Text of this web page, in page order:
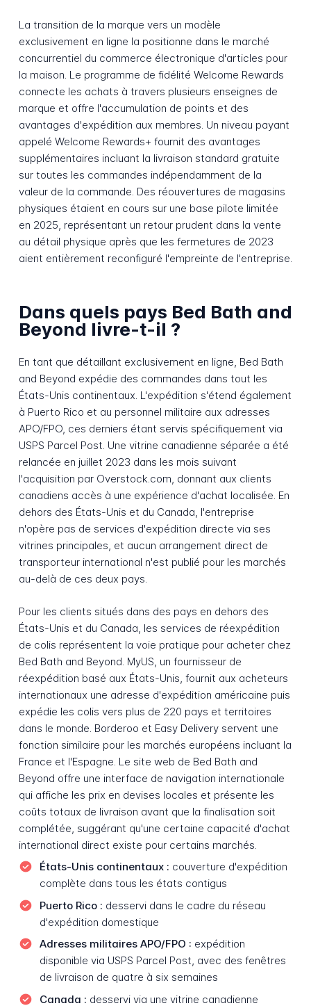
La transition de la marque vers un modèle
exclusivement en ligne la positionne dans le marché
concurrentiel du commerce électronique d'articles pour
la maison. Le programme de fidélité Welcome Rewards
connecte les achats à travers plusieurs enseignes de
marque et offre l'accumulation de points et des
avantages d'expédition aux membres. Un niveau payant
appelé Welcome Rewards+ fournit des avantages
supplémentaires incluant la livraison standard gratuite
sur toutes les commandes indépendamment de la
valeur de la commande. Des réouvertures de magasins
physiques étaient en cours sur une base pilote limitée
en 2025, représentant un retour prudent dans la vente
au détail physique après que les fermetures de 2023
aient entièrement reconfiguré l'empreinte de l'entreprise.
Dans quels pays Bed Bath and
Beyond livre-t-il ?
En tant que détaillant exclusivement en ligne, Bed Bath
and Beyond expédie des commandes dans tout les
États-Unis continentaux. L'expédition s'étend également
à Puerto Rico et au personnel militaire aux adresses
APO/FPO, ces derniers étant servis spécifiquement via
USPS Parcel Post. Une vitrine canadienne séparée a été
relancée en juillet 2023 dans les mois suivant
l'acquisition par Overstock.com, donnant aux clients
canadiens accès à une expérience d'achat localisée. En
dehors des États-Unis et du Canada, l'entreprise
n'opère pas de services d'expédition directe via ses
vitrines principales, et aucun arrangement direct de
transporteur international n'est publié pour les marchés
au-delà de ces deux pays.
Pour les clients situés dans des pays en dehors des
États-Unis et du Canada, les services de réexpédition
de colis représentent la voie pratique pour acheter chez
Bed Bath and Beyond. MyUS, un fournisseur de
réexpédition basé aux États-Unis, fournit aux acheteurs
internationaux une adresse d'expédition américaine puis
expédie les colis vers plus de 220 pays et territoires
dans le monde. Borderoo et Easy Delivery servent une
fonction similaire pour les marchés européens incluant la
France et l'Espagne. Le site web de Bed Bath and
Beyond offre une interface de navigation internationale
qui affiche les prix en devises locales et présente les
coûts totaux de livraison avant que la finalisation soit
complétée, suggérant qu'une certaine capacité d'achat
international direct existe pour certains marchés.
États-Unis continentaux : couverture d'expédition
complète dans tous les états contigus
Puerto Rico : desservi dans le cadre du réseau
d'expédition domestique
Adresses militaires APO/FPO : expédition
disponible via USPS Parcel Post, avec des fenêtres
de livraison de quatre à six semaines
Canada : desservi via une vitrine canadienne